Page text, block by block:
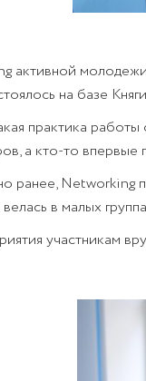
активной
на базе
практика
а кто-то впервые
ранее, Networking
в малых
участникам